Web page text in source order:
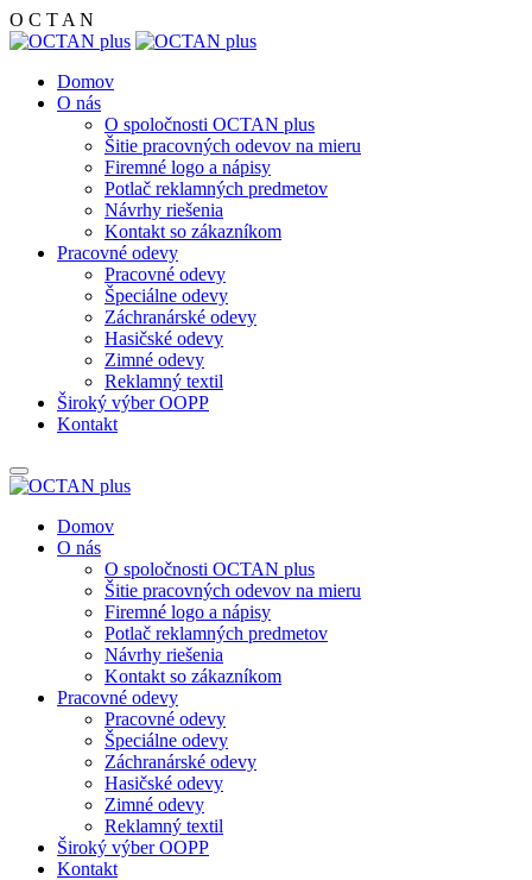
O C T A N
Domov
O nás
O spoločnosti OCTAN plus
Šitie pracovných odevov na mieru
Firemné logo a nápisy
Potlač reklamných predmetov
Návrhy riešenia
Kontakt so zákazníkom
Pracovné odevy
Pracovné odevy
Špeciálne odevy
Záchranárské odevy
Hasičské odevy
Zimné odevy
Reklamný textil
Široký výber OOPP
Kontakt
Domov
O nás
O spoločnosti OCTAN plus
Šitie pracovných odevov na mieru
Firemné logo a nápisy
Potlač reklamných predmetov
Návrhy riešenia
Kontakt so zákazníkom
Pracovné odevy
Pracovné odevy
Špeciálne odevy
Záchranárské odevy
Hasičské odevy
Zimné odevy
Reklamný textil
Široký výber OOPP
Kontakt